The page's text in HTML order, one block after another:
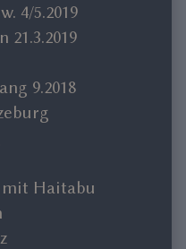
4/5.2019
9.2018
mit Haitabu